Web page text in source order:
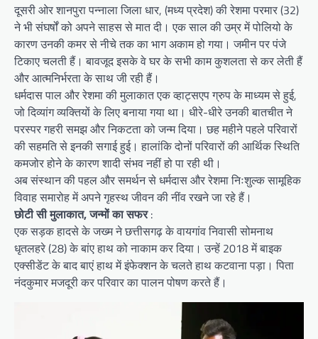
दूसरी ओर शानपुरा पन्नाला जिला धार, (मध्य प्रदेश) की रेशमा परमार (32)
ने भी संघर्षों को अपने साहस से मात दी। एक साल की उम्र में पोलियो के
कारण उनकी कमर से नीचे तक का भाग अकाम हो गया। जमीन पर पंजे
टिकाए चलती हैं। बावजूद इसके वे घर के सभी काम कुशलता से कर लेती हैं
और आत्मनिर्भरता के साथ जी रही हैं।
धर्मदास पाल और रेशमा की मुलाकात एक व्हाट्सएप ग्रुप के माध्यम से हुई,
जो दिव्यांग व्यक्तियों के लिए बनाया गया था। धीरे-धीरे उनकी बातचीत ने
परस्पर गहरी समझ और निकटता को जन्म दिया। छह महीने पहले परिवारों
की सहमति से इनकी सगाई हुई। हालांकि दोनों परिवारों की आर्थिक स्थिति
कमजोर होने के कारण शादी संभव नहीं हो पा रही थी।
अब संस्थान की पहल और समर्थन से धर्मदास और रेशमा निःशुल्क सामूहिक
विवाह समारोह में अपने गृहस्थ जीवन की नींव रखने जा रहे हैं।
छोटी सी मुलाकात, जन्मों का सफर:
एक सड़क हादसे के जख्म ने छत्तीसगढ़ के वायगांव निवासी सोमनाथ
धृतलहरे (28) के बांए हाथ को नाकाम कर दिया। उन्हें 2018 में बाइक
एक्सीडेंट के बाद बाएं हाथ में इंफेक्शन के चलते हाथ कटवाना पड़ा। पिता
नंदकुमार मजदूरी कर परिवार का पालन पोषण करते हैं।